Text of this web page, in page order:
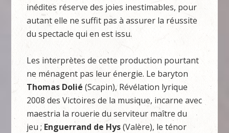
inédites réserve des joies inestimables, pour
autant elle ne suffit pas à assurer la réussite
du spectacle qui en est issu.
Les interprètes de cette production pourtant
ne ménagent pas leur énergie. Le baryton
Thomas Dolié (Scapin), Révélation lyrique
2008 des Victoires de la musique, incarne avec
maestria la rouerie du serviteur maître du
jeu ; Enguerrand de Hys(Valère), le ténor